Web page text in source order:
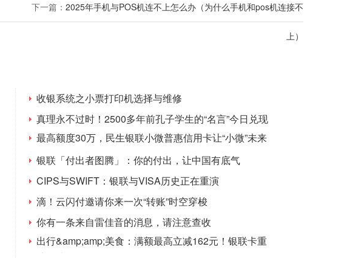
下一篇： 2025年手机与POS机连不上怎么办（为什么手机和pos机连接不
上）
收银系统之小票打印机选择与维修
真理永不过时！2500多年前孔子学生的“名言”今日兑现
最高额度30万，民生银联小微普惠信用卡让“小微”未来
可期
银联「付出者图腾」：你的付出，让中国有底气
CIPS与SWIFT：银联与VISA历史正在重演
滴！云闪付邀请你来一次“转账”时空穿梭
你有一条来自雷佳音的消息，请注意查收
出行&amp;amp;美食：满额最高立减162元！银联卡重